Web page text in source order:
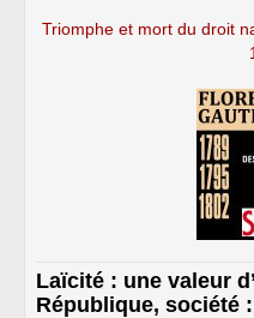
Triomphe et mort du droit
Laïcité : une valeur
République, société